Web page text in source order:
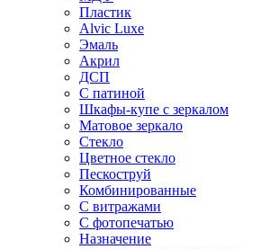
Пластик
Alvic Luxe
Эмаль
Акрил
ДСП
С патиной
Шкафы-купе с зеркалом
Матовое зеркало
Стекло
Цветное стекло
Пескоструй
Комбинированные
С витражами
С фотопечатью
Назначение